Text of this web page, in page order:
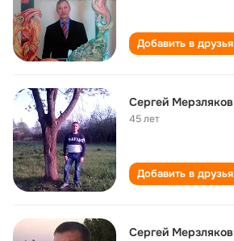
Добавить в друзья
Сергей Мерзляков
45 лет
Добавить в друзья
Сергей Мерзляков